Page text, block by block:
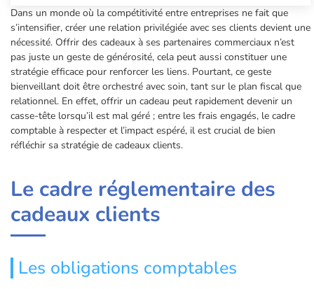
Dans un monde où la compétitivité entre entreprises ne fait que
s’intensifier, créer une relation privilégiée avec ses clients devient une
nécessité. Offrir des cadeaux à ses partenaires commerciaux n’est
pas juste un geste de générosité, cela peut aussi constituer une
stratégie efficace pour renforcer les liens. Pourtant, ce geste
bienveillant doit être orchestré avec soin, tant sur le plan fiscal que
relationnel. En effet, offrir un cadeau peut rapidement devenir un
casse-tête lorsqu’il est mal géré ; entre les frais engagés, le cadre
comptable à respecter et l’impact espéré, il est crucial de bien
réfléchir sa stratégie de cadeaux clients.
Le cadre réglementaire des
cadeaux clients
Les obligations comptables